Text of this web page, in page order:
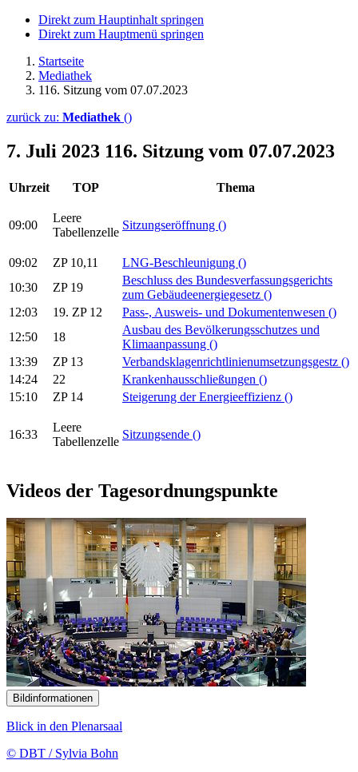
Direkt zum Hauptinhalt springen
Direkt zum Hauptmenü springen
Startseite
Mediathek
116. Sitzung vom 07.07.2023
zurück zu: Mediathek ()
7. Juli 2023 116. Sitzung vom 07.07.2023
Uhrzeit TOP Thema
09:00
Leere
Tabellenzelle
Sitzungseröffnung ()
09:02 ZP 10,11 LNG-Beschleunigung ()
10:30
ZP 19
Beschluss des Bundesverfassungsgerichts
zum Gebäudeenergiegesetz ()
12:03
19. ZP 12 Pass-, Ausweis- und Dokumentenwesen ()
12:50
18
Ausbau des Bevölkerungsschutzes und
Klimaanpassung ()
13:39
ZP 13 Verbandsklagenrichtlinienumsetzungsgestz ()
14:24
22 Krankenhausschließungen ()
15:10
ZP 14 Steigerung der Energieeffizienz ()
16:33
Leere
Tabellenzelle
Sitzungsende ()
Videos der Tagesordnungspunkte
Bildinformationen
Blick in den Plenarsaal
© DBT / Sylvia Bohn